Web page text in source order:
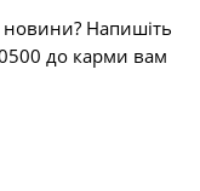
новини? Напишіть
до карми вам